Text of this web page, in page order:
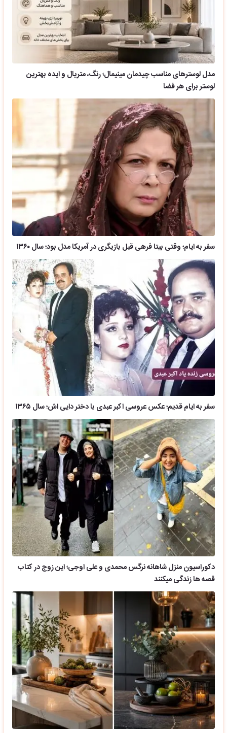
مدل لوسترهای مناسب چیدمان مینیمال؛ رنگ، متریال و ایده بهترین
لوستر برای هر فضا
سفر به ایام؛ وقتی بیتا فرهی قبل بازیگری در آمریکا مدل بود؛ سال ۱۳۶۰
سفر به ایام قدیم؛ عکس عروسی اکبر عبدی با دختر دایی اش؛ سال ۱۳۶۵
دکوراسیون منزل شاهانه نرگس محمدی و علی اوجی؛ این زوج در کتاب
قصه ها زندگی میکنند